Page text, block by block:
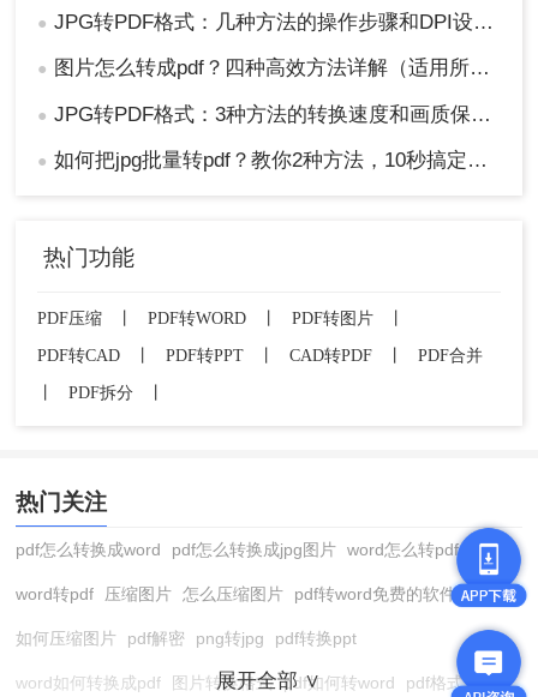
确认设置无误后，点击“开始转换”按钮。
击“查看”按钮可以直接打开PDF文件。
注意：安装软件时注意从官网下载，避免下载到捆
需要控制最终PDF的文件大小，可以在转换时选择
适用场景提示
图片数量多（几十张以上）、需要频繁进行图
片转PDF操作、对转换速度有要求——优先选
全本地、无需联网）
很多Windows用户不知道，系统里其实藏着一个“虚
拟打印机”——Microsoft Print to PDF。选中图片后
把图片“打印”成PDF文件。整个过程在本地完成，不
需要联网，也不限制文件大小。
● JPG转PDF格式：几种方法的操作步骤和DPI设置！
● 图片怎么转成pdf？四种高效方法详解（适用所有用户）
● JPG转PDF格式：3种方法的转换速度和画质保留对比！
● 如何把jpg批量转pdf？教你2种方法，10秒搞定100张图片
热门功能
PDF压缩 PDF转WORD PDF转图片
PDF转CAD
PDF转PPT CAD转PDF
PDF合并
PDF拆分
热门关注
pdf怎么转换成word pdf怎么转换成jpg图片 word怎么转pdf
word转pdf 压缩图片 怎么压缩图片 pdf转word免费的软件
如何压缩图片 pdf解密 png转jpg pdf转换ppt
word如何转换成pdf 图片转换格式 pdf如何转word pdf格式转换
展开全部 ∨